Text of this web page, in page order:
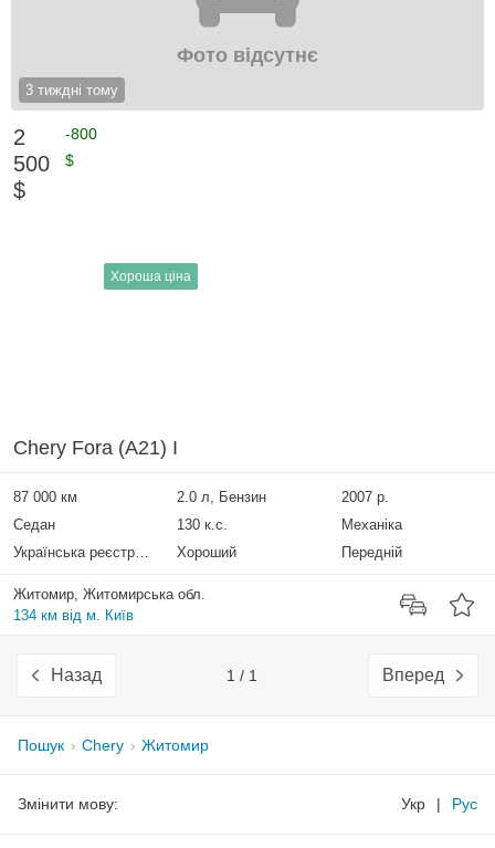
3 тиждні тому
Фото відсутнє
2
500
$
-800
$
Хороша ціна
Chery Fora (A21) I
87 000 км 2.0 л, Бензин
2007 р.
Седан
130 к.с.
Механіка
Українська реєстрація
Хороший Передній
Житомир, Житомирська обл.
134 км від м. Київ
Назад 1 / 1 Вперед
Пошук Chery Житомир
Змінити мову: Укр | Рус